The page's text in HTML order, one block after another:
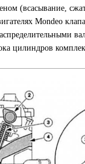
(всасывание,
Mondeo
цилиндров